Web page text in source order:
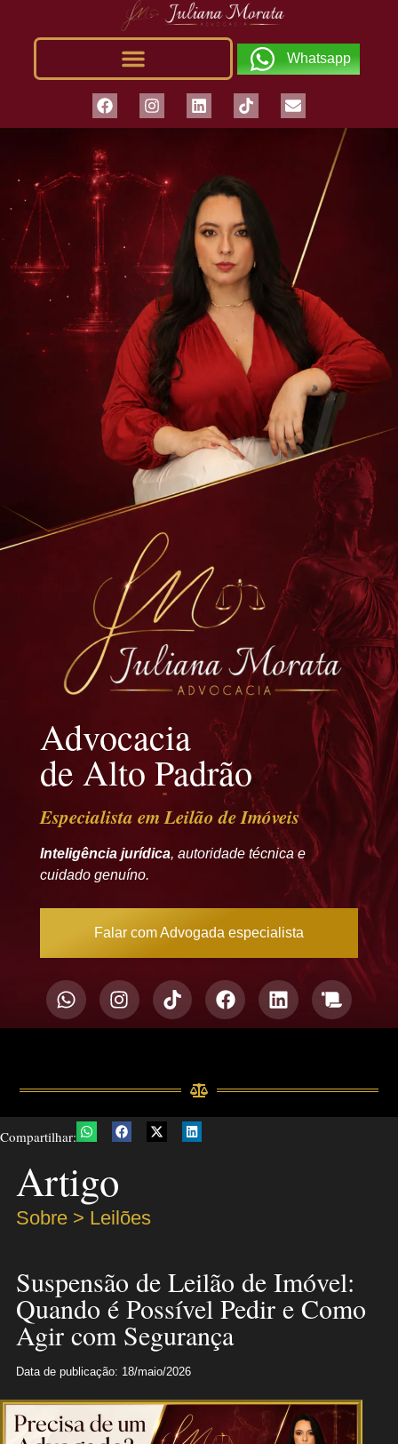
Whatsapp
Advocacia
de Alto Padrão
Especialista em Leilão de Imóveis
Inteligência jurídica, autoridade técnica e
cuidado genuíno.
Falar com Advogada especialista
Compartilhar:
Artigo
Sobre > Leilões
Suspensão de Leilão de Imóvel:
Quando é Possível Pedir e Como
Agir com Segurança
Data de publicação: 18/maio/2026